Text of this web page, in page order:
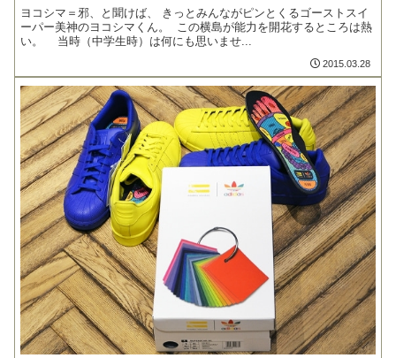
ヨコシマ＝邪、と聞けば、 きっとみんながピンとくるゴーストスイ
ーパー美神のヨコシマくん。 この横島が能力を開花するところは熱
い。 当時（中学生時）は何にも思いませ...
2015.03.28